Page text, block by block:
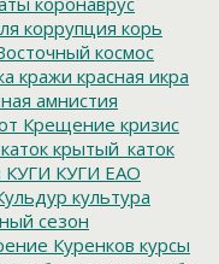
коррупция корь
космос
кражи красная икра
амнистия
Крещение кризис
крытый_каток
КУГИ КУГИ ЕАО
культура
сезон
Куренков курсы